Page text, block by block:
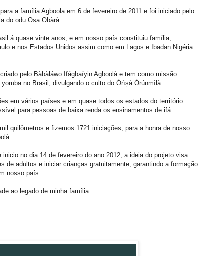
a família Agboola em 6 de fevereiro de 2011 e foi iniciado pelo
do odu Osa Obàrà.
á quase vinte anos, e em nosso país constituiu família,
e nos Estados Unidos assim como em Lagos e Ibadan Nigéria
pelo Bàbàláwo Ifágbaíyin Agboolà e tem como missão
no Brasil, divulgando o culto do Òrìșà Òrúnmìlà.
em vários países e em quase todos os estados do território
para pessoas de baixa renda os ensinamentos de ifá.
quilômetros e fizemos 1721 iniciações, para a honra de nosso
no dia 14 de fevereiro do ano 2012, a ideia do projeto visa
de adultos e iniciar crianças gratuitamente, garantindo a formação
nosso país.
ao legado de minha família.